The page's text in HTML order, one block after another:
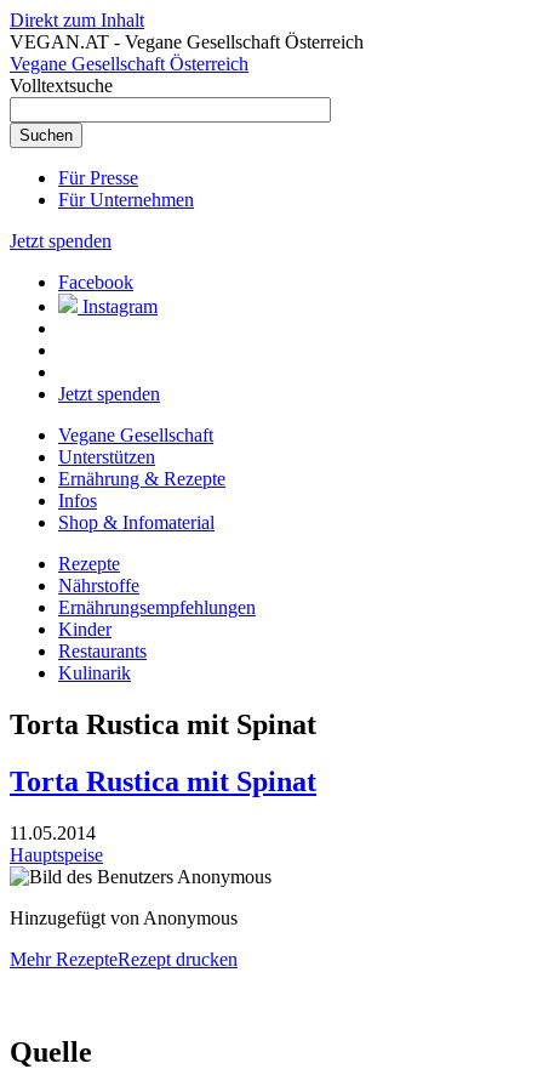
Direkt zum Inhalt
VEGAN.AT - Vegane Gesellschaft Österreich
Vegane Gesellschaft Österreich
Volltextsuche
Für Presse
Für Unternehmen
Jetzt spenden
Facebook
Instagram
Jetzt spenden
Vegane Gesellschaft
Unterstützen
Ernährung & Rezepte
Infos
Shop & Infomaterial
Rezepte
Nährstoffe
Ernährungsempfehlungen
Kinder
Restaurants
Kulinarik
Torta Rustica mit Spinat
Torta Rustica mit Spinat
11.05.2014
Hauptspeise
Hinzugefügt von Anonymous
Mehr RezepteRezept drucken
Quelle